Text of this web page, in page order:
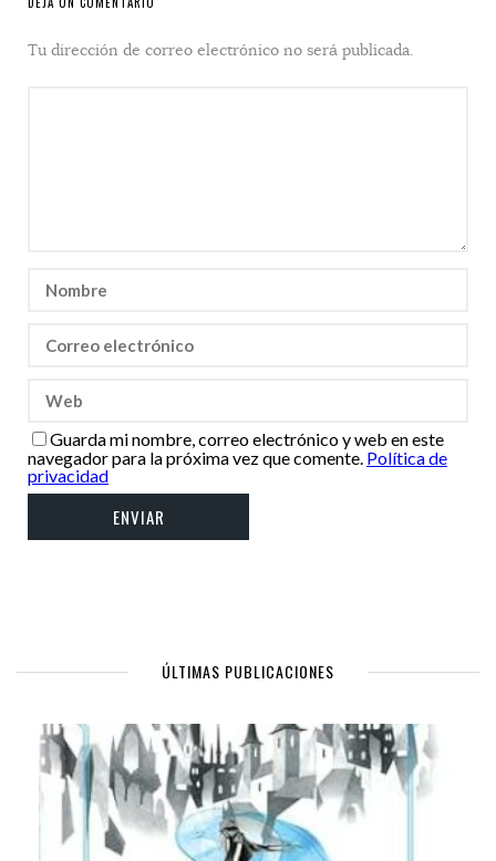
Tu dirección de correo electrónico no será publicada.
Guarda mi nombre, correo electrónico y web en este
navegador para la próxima vez que comente. Política de
privacidad
ÚLTIMAS PUBLICACIONES